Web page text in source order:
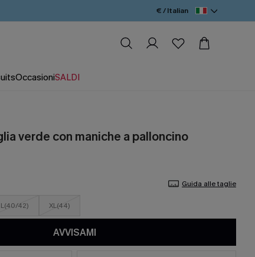
€ / Italian
OccasioniSALDI
verde con maniche a palloncino
Guida alle taglie
L(40/42) XL(44)
AVVISAMI